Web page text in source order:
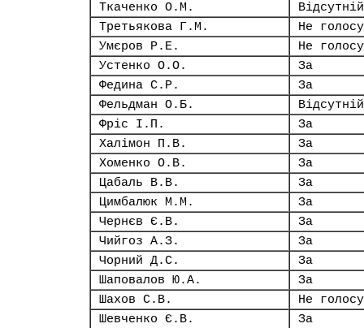
Ткаченко О.М.
Відсутній
Третьякова Г.М.
Не
Умєров Р.Е.
Не
Устенко О.О.
За
Федина С.Р.
За
Фельдман О.Б.
Відсутній
Фріс І.П.
За
Халімон П.В.
За
Хоменко О.В.
За
Цабаль В.В.
За
Цимбалюк М.М.
За
Чернєв Є.В.
За
Чийгоз А.З.
За
Чорний Д.С.
За
Шаповалов Ю.А.
За
Шахов С.В.
Не
Шевченко Є.В.
За